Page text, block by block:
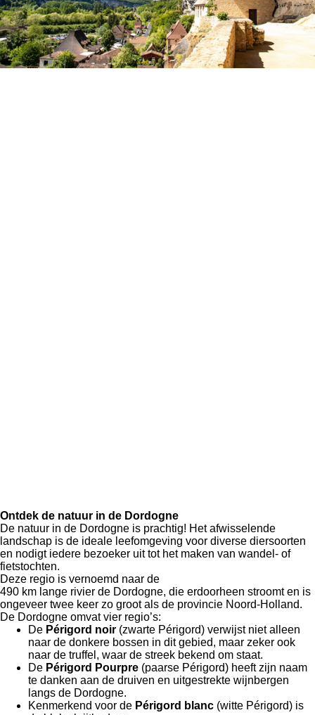
Ontdek de natuur in de Dordogne
De natuur in de Dordogne is prachtig! Het afwisselende
landschap is de ideale leefomgeving voor diverse diersoorten
en nodigt iedere bezoeker uit tot het maken van wandel- of
fietstochten.
Deze regio is vernoemd naar de
490 km lange rivier de Dordogne, die erdoorheen stroomt en is
ongeveer twee keer zo groot als de provincie Noord-Holland.
De Dordogne omvat vier regio’s:
De Périgord noir (zwarte Périgord) verwijstniet alleen
naar de donkere bossen in dit gebied, maar zeker ook
naar de truffel, waar de streek bekend om staat.
De Périgord Pourpre (paarse Périgord) heeft zijn naam
te danken aan de druiven en uitgestrekte wijnbergen
langs de Dordogne.
Kenmerkend voor de Périgord blanc (witte Périgord) is